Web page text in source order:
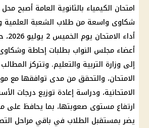
امتحان الكيمياء بالثانوية العامة أصبح
شكاوى واسعة من طلاب الشعبة العلمية
أداء
أعضاء مجلس النواب بطلبات إحاطة
إلى وزارة التربية والتعليم. وتتركز
الامتحان، والتحقق من مدى توافقها مع
الامتحانية، ودراسة إعادة توزيع درجات
ارتفاع مستوى صعوبتها، بما يحافظ على
يضر بمستقبل الطلاب في باقي مراحل